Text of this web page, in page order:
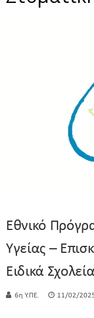
Εθνικό
Υγείας –
Ειδικά
6η Υ.ΠΕ. 11/02/